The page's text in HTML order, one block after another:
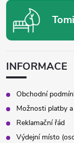
INFORMACE
Obchodní
Možnosti platby
Reklamační řád
Výdejní místo